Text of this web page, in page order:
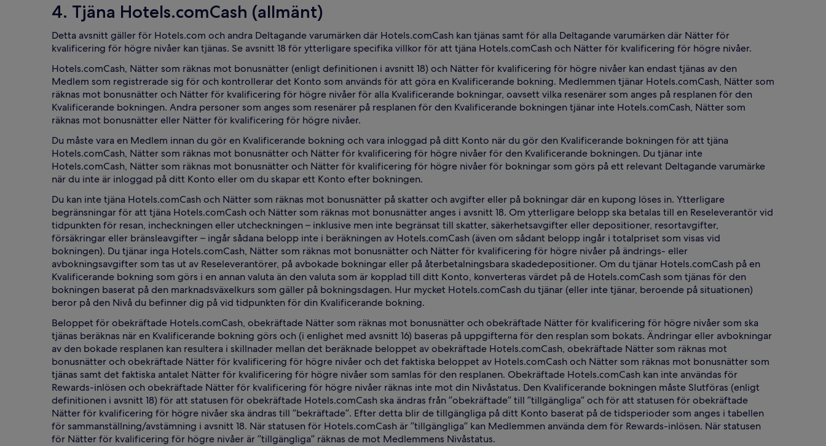
4. Tjäna Hotels.comCash (allmänt)
Detta avsnitt gäller för Hotels.com och andra Deltagande varumärken där Hotels.comCash kan tjänas samt för alla Deltagande varumärken där Nätter för
kvalificering för högre nivåer kan tjänas. Se avsnitt 18 för ytterligare specifika villkor för att tjäna Hotels.comCash och Nätter för kvalificering för högre nivåer.
Hotels.comCash, Nätter som räknas mot bonusnätter (enligt definitionen i avsnitt 18) och Nätter för kvalificering för högre nivåer kan endast tjänas av den
Medlem som registrerade sig för och kontrollerar det Konto som används för att göra en Kvalificerande bokning. Medlemmen tjänar Hotels.comCash, Nätter som
räknas mot bonusnätter och Nätter för kvalificering för högre nivåer för alla Kvalificerande bokningar, oavsett vilka resenärer som anges på resplanen för den
Kvalificerande bokningen. Andra personer som anges som resenärer på resplanen för den Kvalificerande bokningen tjänar inte Hotels.comCash, Nätter som
räknas mot bonusnätter eller Nätter för kvalificering för högre nivåer.
Du måste vara en Medlem innan du gör en Kvalificerande bokning och vara inloggad på ditt Konto när du gör den Kvalificerande bokningen för att tjäna
Hotels.comCash, Nätter som räknas mot bonusnätter och Nätter för kvalificering för högre nivåer för den Kvalificerande bokningen. Du tjänar inte
Hotels.comCash, Nätter som räknas mot bonusnätter och Nätter för kvalificering för högre nivåer för bokningar som görs på ett relevant Deltagande varumärke
när du inte är inloggad på ditt Konto eller om du skapar ett Konto efter bokningen.
Du kan inte tjäna Hotels.comCash och Nätter som räknas mot bonusnätter på skatter och avgifter eller på bokningar där en kupong löses in. Ytterligare
begränsningar för att tjäna Hotels.comCash och Nätter som räknas mot bonusnätter anges i avsnitt 18. Om ytterligare belopp ska betalas till en Reseleverantör vid
tidpunkten för resan, incheckningen eller utcheckningen – inklusive men inte begränsat till skatter, säkerhetsavgifter eller depositioner, resortavgifter,
försäkringar eller bränsleavgifter – ingår sådana belopp inte i beräkningen av Hotels.comCash (även om sådant belopp ingår i totalpriset som visas vid
bokningen). Du tjänar inga Hotels.comCash, Nätter som räknas mot bonusnätter och Nätter för kvalificering för högre nivåer på ändrings- eller
avbokningsavgifter som tas ut av Reseleverantörer, på avbokade bokningar eller på återbetalningsbara skadedepositioner. Om du tjänar Hotels.comCash på en
Kvalificerande bokning som görs i en annan valuta än den valuta som är kopplad till ditt Konto, konverteras värdet på de Hotels.comCash som tjänas för den
bokningen baserat på den marknadsväxelkurs som gäller på bokningsdagen. Hur mycket Hotels.comCash du tjänar (eller inte tjänar, beroende på situationen)
beror på den Nivå du befinner dig på vid tidpunkten för din Kvalificerande bokning.
Beloppet för obekräftade Hotels.comCash, obekräftade Nätter som räknas mot bonusnätter och obekräftade Nätter för kvalificering för högre nivåer som ska
tjänas beräknas när en Kvalificerande bokning görs och (i enlighet med avsnitt 16) baseras på uppgifterna för den resplan som bokats. Ändringar eller avbokningar
av den bokade resplanen kan resultera i skillnader mellan det beräknade beloppet av obekräftade Hotels.comCash, obekräftade Nätter som räknas mot
bonusnätter och obekräftade Nätter för kvalificering för högre nivåer och det faktiska beloppet av Hotels.comCash och Nätter som räknas mot bonusnätter som
tjänas samt det faktiska antalet Nätter för kvalificering för högre nivåer som samlas för den resplanen. Obekräftade Hotels.comCash kan inte användas för
Rewards-inlösen och obekräftade Nätter för kvalificering för högre nivåer räknas inte mot din Nivåstatus. Den Kvalificerande bokningen måste Slutföras (enligt
definitionen i avsnitt 18) för att statusen för obekräftade Hotels.comCash ska ändras från ”obekräftade” till ”tillgängliga” och för att statusen för obekräftade
Nätter för kvalificering för högre nivåer ska ändras till ”bekräftade”. Efter detta blir de tillgängliga på ditt Konto baserat på de tidsperioder som anges i tabellen
för sammanställning/avstämning i avsnitt 18. När statusen för Hotels.comCash är ”tillgängliga” kan Medlemmen använda dem för Rewards-inlösen. När statusen
för Nätter för kvalificering för högre nivåer är ”tillgängliga” räknas de mot Medlemmens Nivåstatus.